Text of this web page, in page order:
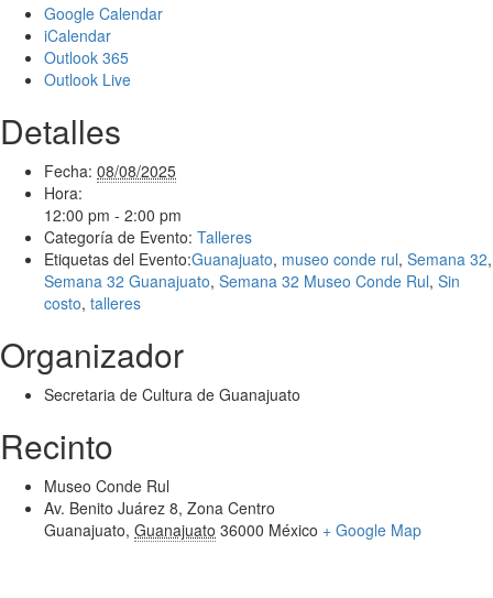
Google Calendar
iCalendar
Outlook 365
Outlook Live
Detalles
Fecha: 08/08/2025
Hora:
12:00 pm - 2:00 pm
Categoría de Evento: Talleres
Etiquetas del Evento:Guanajuato, museo conde rul, Semana 32,
Semana 32 Guanajuato, Semana 32 Museo Conde Rul, Sin
costo, talleres
Organizador
Secretaria de Cultura de Guanajuato
Recinto
Museo Conde Rul
Av. Benito Juárez 8, Zona Centro
Guanajuato, Guanajuato 36000 México + Google Map